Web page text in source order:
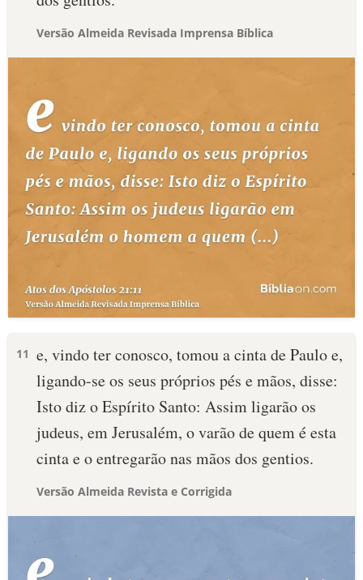
Versão Almeida Revisada Imprensa Bíblica
11 e, vindo ter conosco, tomou a cinta de Paulo e,
ligando-se os seus próprios pés e mãos, disse:
Isto diz o Espírito Santo: Assim ligarão os
judeus, em Jerusalém, o varão de quem é esta
cinta e o entregarão nas mãos dos gentios.
Versão Almeida Revista e Corrigida